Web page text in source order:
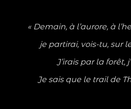
« Demain, à l’aurore, à
je partirai, vois-tu, sur
J’irais par la forêt,
Je sais que le trail de